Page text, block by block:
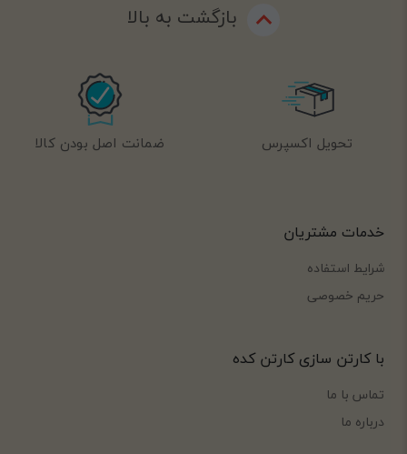
بازگشت به بالا
تحویل اکسپرس ضمانت اصل بودن کالا
خدمات مشتریان
شرایط استفاده
حریم خصوصی
با کارتن سازی کارتن کده
تماس با ما
درباره ما